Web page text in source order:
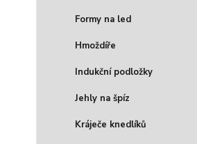
Formy na led
Hmoždíře
Indukční podložky
Jehly na špíz
Kráječe knedlíků